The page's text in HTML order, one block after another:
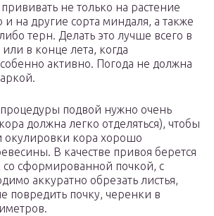
не только на растение
и на другие сорта миндаля, а также
терн. Делать это лучше всего в
в конце лета, когда
активно. Погода не должна
подвой нужно очень
должна легко отделяться), чтобы
окулировки кора хорошо
В качестве привоя берется
сформированной почкой, с
аккуратно обрезать листья,
повредить почку, черенки в